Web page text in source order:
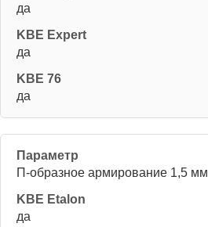
да
да
да
П-образное армирование 1,5 мм
да